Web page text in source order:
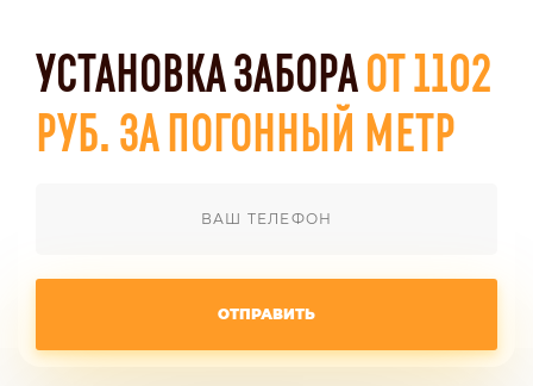
УСТАНОВКА ЗАБОРАОТ 1102
РУБ. ЗА ПОГОННЫЙ МЕТР
ОТПРАВИТЬ